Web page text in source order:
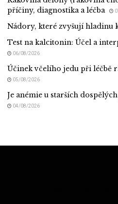
příčiny, diagnostika a léčba
Nádory, které zvyšují hladinu
Test na kalcitonin: Účel a
06/08/2026
Účinek včelího jedu při léčbě
05/08/2026
Je anémie u starších
04/08/2026